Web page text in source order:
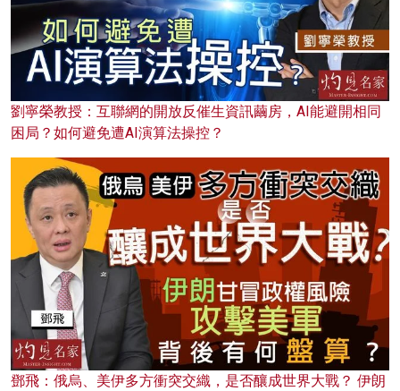
劉寧榮教授：互聯網的開放反催生資訊繭房，AI能避開相同
困局？如何避免遭AI演算法操控？
鄧飛：俄烏、美伊多方衝突交織，是否釀成世界大戰？ 伊朗